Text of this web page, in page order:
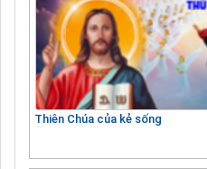
Thiên Chúa của kẻ sống